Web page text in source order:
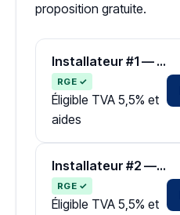
proposition gratuite.
Installateur #1 — Zone Sarthe
RGE ✓
Éligible TVA 5,5% et
aides
Installateur #2 — Zone Sarthe
RGE ✓
Éligible TVA 5,5% et